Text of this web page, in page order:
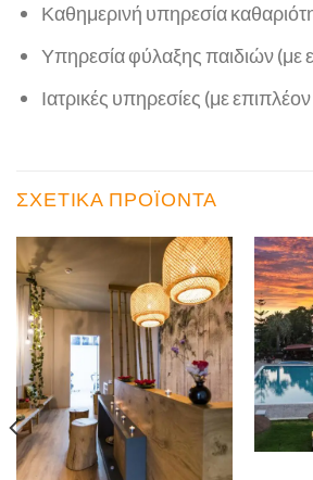
Καθημερινή υπηρεσία
Υπηρεσία φύλαξης παιδιών (με
Ιατρικές υπηρεσίες (με
ΣΧΕΤΙΚΆ ΠΡΟΪΌΝΤΑ